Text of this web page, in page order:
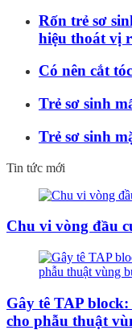
Rốn trẻ sơ
hiệu thoát vị
Có nên cắt
Trẻ sơ sinh
Trẻ sơ sinh
Tin tức mới
Chu vi vòng đầu
Gây tê TAP
cho phẫu thuật